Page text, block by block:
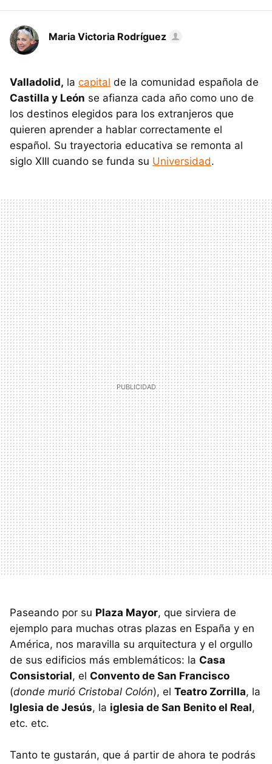
Maria Victoria Rodríguez
Valladolid, la capital de la comunidad española de
Castilla y León se afianza cada año como uno de
los destinos elegidos para los extranjeros que
quieren aprender a hablar correctamente el
español. Su trayectoria educativa se remonta al
siglo XIII cuando se funda su Universidad.
Paseando por su Plaza Mayor, que sirviera de
ejemplo para muchas otras plazas en España y en
América, nos maravilla su arquitectura y el orgullo
de sus edificios más emblemáticos: la Casa
Consistorial, el Convento de San Francisco
(donde murió Cristobal Colón), el Teatro Zorrilla, la
Iglesia de Jesús, la iglesia de San Benito el Real,
etc. etc.
Tanto te gustarán, que á partir de ahora te podrás